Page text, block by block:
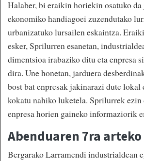
Halaber, bi eraikin horiekin osatuko da
ekonomiko handiagoei zuzendutako
urbanizatuko lursailen eskaintza.
esker, Sprilurren esanetan,
dimentsioa irabaziko ditu eta enpresa
dira. Une honetan, jarduera
bost bat enpresak jakinarazi dute
kokatu nahiko luketela. Sprilurrek ezin
enpresa horien gaineko informaziorik
Abenduaren 7ra arteko
Bergarako Larramendi industrialdean